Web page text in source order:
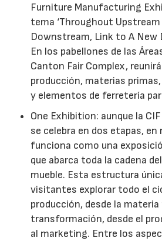
Furniture Manufacturing
tema ‘Throughout Upstream
Downstream, Link to A New
En los pabellones de las
Canton Fair Complex,
producción, materias
y elementos de ferretería
One Exhibition: aunque la
se celebra en dos etapas, en
funciona como una
que abarca toda la cadena
mueble. Esta estructura
visitantes explorar todo el
producción, desde la materia
transformación, desde el
al marketing. Entre los